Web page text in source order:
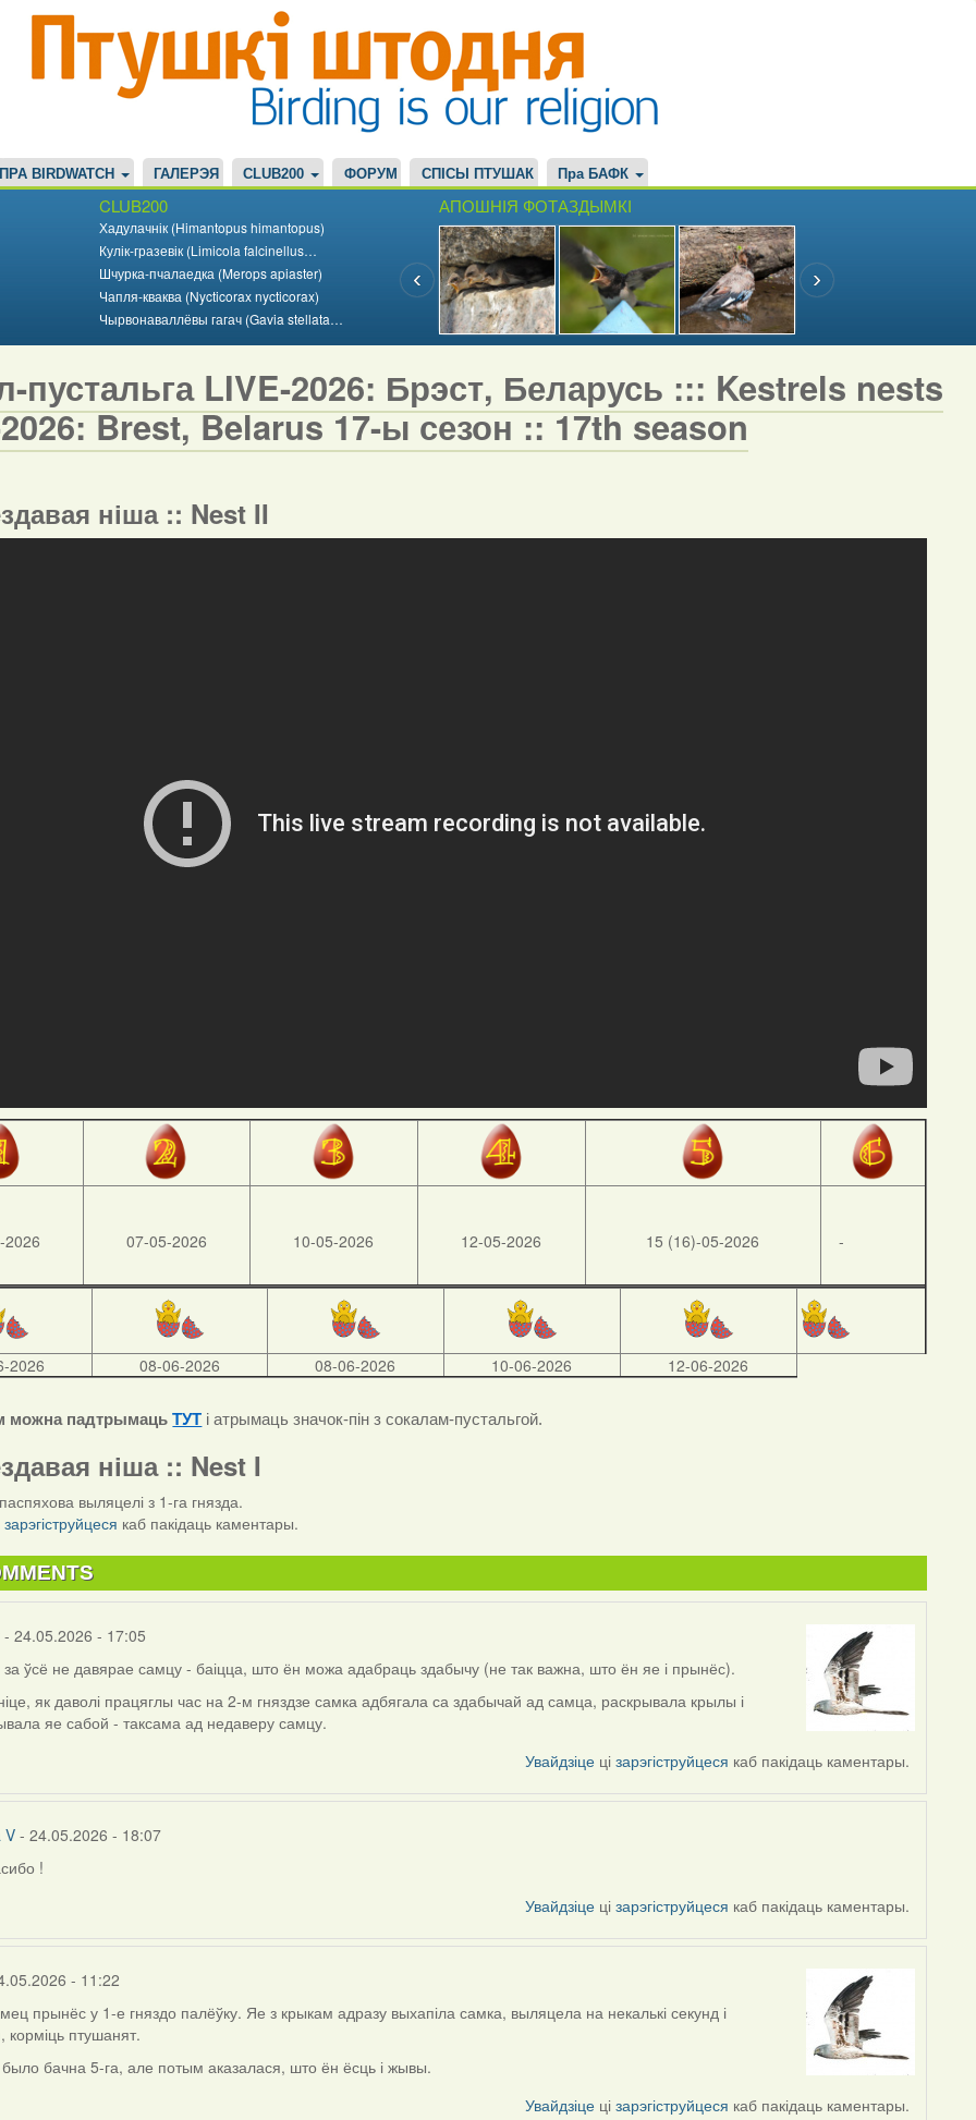
ПРА BIRDWATCH ГАЛЕРЭЯ CLUB200 ФОРУМ СПІСЫ ПТУШАК Пра БАФК
CLUB200
Хадулачнік (Himantopus himantopus)
Кулік-гразевік (Limicola falcinellus…
Шчурка-пчалаедка (Merops apiaster)
Чапля-кваква (Nycticorax nycticorax)
Чырвонаваллёвы гагач (Gavia stellata…
АПОШНІЯ ФОТАЗДЫМКІ
пустальга LIVE-2026: Брэст, Беларусь ::: Kestrels nests
Brest, Belarus 17-ы сезон :: 17th season
ніша :: Nest II
2026 07-05-2026 10-05-2026 12-05-2026 15 (16)-05-2026 -
2026 08-06-2026 08-06-2026 10-06-2026 12-06-2026
можна падтрымацьТУТ і атрымаць значок-пін з сокалам-пустальгой.
ніша :: Nest I
выляцелі з 1-га гнязда.
зарэгіструйцеся каб пакідаць каментары.
- 24.05.2026 - 17:05
за ўсё не давярае самцу - баіцца, што ён можа адабраць здабычу (не так важна, што ён яе і прынёс).
як даволі працяглы час на 2-м гняздзе самка адбягала са здабычай ад самца, раскрывала крылы і
яе сабой - таксама ад недаверу самцу.
Увайдзіце цізарэгіструйцеся каб пакідаць каментары.
V - 24.05.2026 - 18:07
!
Увайдзіце цізарэгіструйцеся каб пакідаць каментары.
- 11:22
прынёс у 1-е гняздо палёўку. Яе з крыкам адразу выхапіла самка, выляцела на некалькі секунд і
корміць птушанят.
бачна 5-га, але потым аказалася, што ён ёсць і жывы.
Увайдзіце цізарэгіструйцеся каб пакідаць каментары.